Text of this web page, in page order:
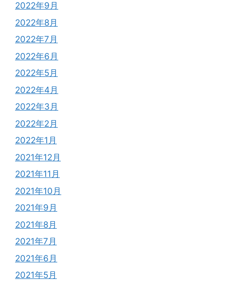
2022年9月
2022年8月
2022年7月
2022年6月
2022年5月
2022年4月
2022年3月
2022年2月
2022年1月
2021年12月
2021年11月
2021年10月
2021年9月
2021年8月
2021年7月
2021年6月
2021年5月